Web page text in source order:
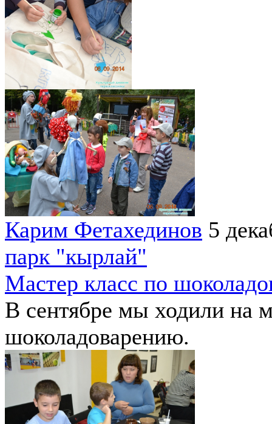
Карим Фетахединов 5
парк "кырлай"
Мастер класс по
В сентябре мы ходили на
шоколадоварению.